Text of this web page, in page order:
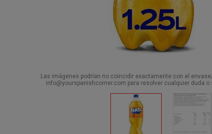
Las imágenes podrían no coincidir exactamente con el
info@yourspanishcorner.com para resolver cualquier duda